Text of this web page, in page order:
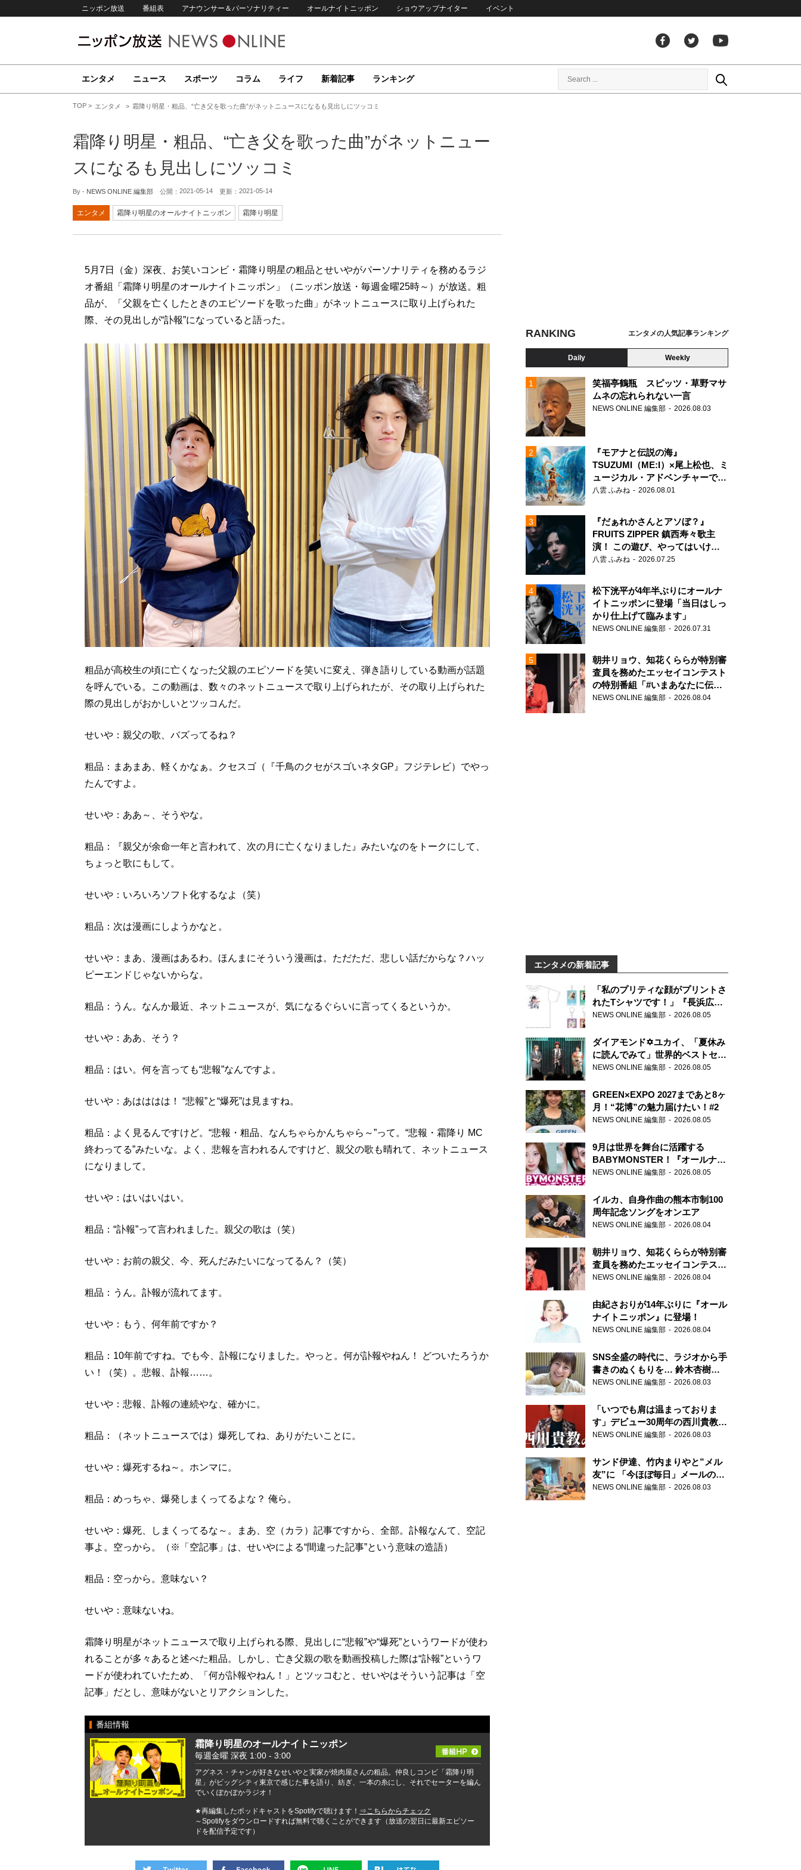
ニッポン放送 番組表 アナウンサー＆パーソナリティー オールナイトニッポン ショウアップナイター イベント
エンタメ ニュース スポーツ コラム ライフ 新着記事 ランキング
TOP エンタメ 霜降り明星・粗品、“亡き父を歌った曲”がネットニュースになるも見出しにツッコミ
霜降り明星・粗品、“亡き父を歌った曲”がネットニュー
スになるも見出しにツッコミ
By - NEWS ONLINE 編集部 公開： 2021-05-14 更新： 2021-05-14
エンタメ 霜降り明星のオールナイトニッポン 霜降り明星
5月7日（金）深夜、お笑いコンビ・霜降り明星の粗品とせいやがパーソナリティを務めるラジ
オ番組「霜降り明星のオールナイトニッポン」（ニッポン放送・毎週金曜25時～）が放送。粗
品が、「父親を亡くしたときのエピソードを歌った曲」がネットニュースに取り上げられた
際、その見出しが“訃報”になっていると語った。
粗品が高校生の頃に亡くなった父親のエピソードを笑いに変え、弾き語りしている動画が話題
を呼んでいる。この動画は、数々のネットニュースで取り上げられたが、その取り上げられた
際の見出しがおかしいとツッコんだ。
せいや：親父の歌、バズってるね？
粗品：まあまあ、軽くかなぁ。クセスゴ（『千鳥のクセがスゴいネタGP』フジテレビ）でやっ
たんですよ。
せいや：ああ～、そうやな。
粗品：『親父が余命一年と言われて、次の月に亡くなりました』みたいなのをトークにして、
ちょっと歌にもして。
せいや：いろいろソフト化するなよ（笑）
粗品：次は漫画にしようかなと。
せいや：まあ、漫画はあるわ。ほんまにそういう漫画は。ただただ、悲しい話だからな？ハッ
ピーエンドじゃないからな。
粗品：うん。なんか最近、ネットニュースが、気になるぐらいに言ってくるというか。
せいや：ああ、そう？
粗品：はい。何を言っても“悲報”なんですよ。
せいや：あはははは！ “悲報”と“爆死”は見ますね。
粗品：よく見るんですけど。“悲報・粗品、なんちゃらかんちゃら～”って。“悲報・霜降り MC
終わってる”みたいな。よく、悲報を言われるんですけど、親父の歌も晴れて、ネットニュース
になりまして。
せいや：はいはいはい。
粗品：“訃報”って言われました。親父の歌は（笑）
せいや：お前の親父、今、死んだみたいになってるん？（笑）
粗品：うん。訃報が流れてます。
せいや：もう、何年前ですか？
粗品：10年前ですね。でも今、訃報になりました。やっと。何が訃報やねん！ どついたろうか
い！（笑）。悲報、訃報……。
せいや：悲報、訃報の連続やな、確かに。
粗品：（ネットニュースでは）爆死してね、ありがたいことに。
せいや：爆死するね～。ホンマに。
粗品：めっちゃ、爆発しまくってるよな？ 俺ら。
せいや：爆死、しまくってるな～。まあ、空（カラ）記事ですから、全部。訃報なんて、空記
事よ。空っから。（※「空記事」は、せいやによる“間違った記事”という意味の造語）
粗品：空っから。意味ない？
せいや：意味ないね。
霜降り明星がネットニュースで取り上げられる際、見出しに“悲報”や“爆死”というワードが使わ
れることが多々あると述べた粗品。しかし、亡き父親の歌を動画投稿した際は“訃報”というワ
ードが使われていたため、「何が訃報やねん！」とツッコむと、せいやはそういう記事は「空
記事」だとし、意味がないとリアクションした。
番組情報
霜降り明星のオールナイトニッポン
毎週金曜 深夜 1:00 - 3:00
アグネス・チャンが好きなせいやと実家が焼肉屋さんの粗品。仲良しコンビ「霜降り明
星」がビッグシティ東京で感じた事を語り、紡ぎ、一本の糸にし、それでセーターを編ん
でいくぽかぽかラジオ！
★再編集したポッドキャストをSpotifyで聴けます！ ⇒こちらからチェック
～Spotifyをダウンロードすれば無料で聴くことができます（放送の翌日に最新エピソー
ドを配信予定です）
RANKING エンタメの人気記事ランキング
Daily Weekly
笑福亭鶴瓶 スピッツ・草野マサ
ムネの忘れられない一言
NEWS ONLINE 編集部 2026.08.03
『モアナと伝説の海』
TSUZUMI（ME:I）×尾上松也、ミ
ュージカル・アドベンチャーで美
声を響かせる
八雲 ふみね 2026.08.01
『だぁれかさんとアソぼ？』
FRUITS ZIPPER 鎮西寿々歌主
演！ この遊び、やってはいけま
せん。
八雲 ふみね 2026.07.25
松下洸平が4年半ぶりにオールナ
イトニッポンに登場「当日はしっ
かり仕上げて臨みます」
NEWS ONLINE 編集部 2026.07.31
朝井リョウ、知花くららが特別審
査員を務めたエッセイコンテスト
の特別番組「#いまあなたに伝え
たいこと」
NEWS ONLINE 編集部 2026.08.04
エンタメの新着記事
「私のプリティな顔がプリントさ
れたTシャツです！」『長浜広奈
天下無双』初の番組グッズ発売
NEWS ONLINE 編集部 2026.08.05
ダイアモンド✡ユカイ、「夏休み
に読んでみて」世界的ベストセラ
ー『アナスタシア』を紹介
NEWS ONLINE 編集部 2026.08.05
GREEN×EXPO 2027まであと8ヶ
月！“花博”の魅力届けたい！#2
NEWS ONLINE 編集部 2026.08.05
9月は世界を舞台に活躍する
BABYMONSTER！『オールナイ
トニッポンPODCAST』月替わり
NEWS ONLINE 編集部 2026.08.05
イルカ、自身作曲の熊本市制100
周年記念ソングをオンエア
NEWS ONLINE 編集部 2026.08.04
朝井リョウ、知花くららが特別審
査員を務めたエッセイコンテスト
の特別番組「#いまあなたに伝え
NEWS ONLINE 編集部 2026.08.04
由紀さおりが14年ぶりに『オール
ナイトニッポン』に登場！
NEWS ONLINE 編集部 2026.08.04
SNS全盛の時代に、ラジオから手
書きのぬくもりを… 鈴木杏樹の
直筆はがきが届く！
郵便局
NEWS ONLINE 編集部 2026.08.03
「いつでも肩は温まっておりま
す」デビュー30周年の西川貴教が
『オールナイトニッポン』に登
NEWS ONLINE 編集部 2026.08.03
サンド伊達、竹内まりやと”メル
友”に 「今ほぼ毎日」メールのや
り取り明かす
NEWS ONLINE 編集部 2026.08.03